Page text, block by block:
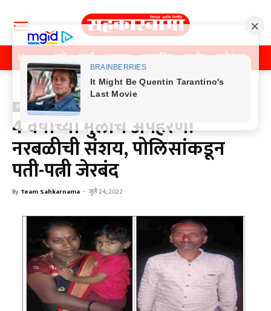
Home पुणे मुंबई महाराष्ट्र राजकीय क्राईम मनोरंजन
Home क्राईम
क्राईम
4 वर्षांच्या मुलीचे अपहरण!
नरबळीची संशय, पोलिसांकडून
पती-पत्नी जेरबंद
By Team Sahkarnama - जुलै 24, 2022